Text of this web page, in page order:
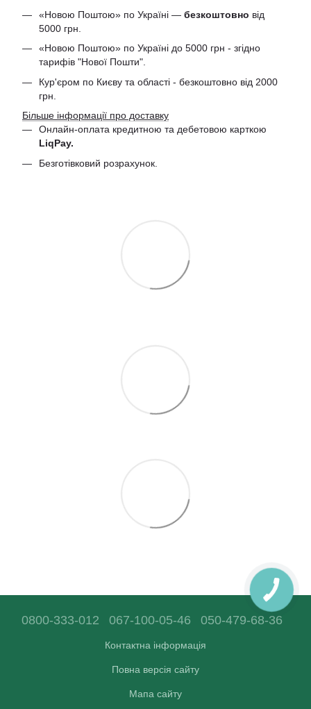
«Новою Поштою» по Україні — безкоштовно від
5000 грн.
«Новою Поштою» по Україні до 5000 грн - згідно
тарифів "Нової Пошти".
Кур'єром по Києву та області - безкоштовно від 2000
грн.
Більше інформації про доставку
Онлайн-оплата кредитною та дебетовою карткою
LiqPay.
Безготівковий розрахунок.
0800-333-012 067-100-05-46 050-479-68-36
Контактна інформація
Повна версія сайту
Мапа сайту